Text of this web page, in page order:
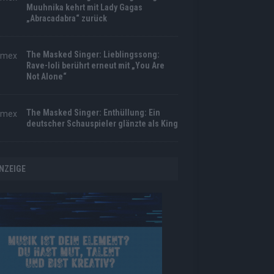
Muuhnika kehrt mit Lady Gagas
„Abracadabra“ zurück
The Masked Singer: Lieblingssong:
Rave-Ioli berührt erneut mit „You Are
Not Alone“
The Masked Singer: Enthüllung: Ein
deutscher Schauspieler glänzte als King